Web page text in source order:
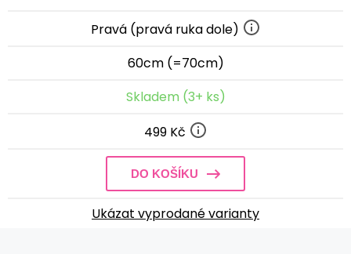
Pravá (pravá ruka dole)
60cm (=70cm)
Skladem (3+ ks)
499 Kč
DO KOŠÍKU
Ukázat vyprodané varianty